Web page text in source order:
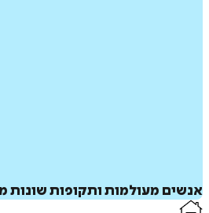
אנשים מעולמות ותקופות שונות